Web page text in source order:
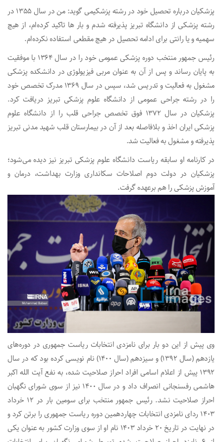
پزشکیان درباره تحصیل خود در رشته پزشکیمی گوید: من در سال ۱۳۵۵ در
رشته پزشکی از دانشگاه تبریز پذیرفته شدم و بار ها تاکید کرده‌ام، از هیچ
سهمیه و یا رانتی برای ادامه تحصیل در هیچ مقطعی استفاده نکرده‌ام.
رئیس جمهور منتخب دوره پزشکی عمومی خود را در سال ۱۳۶۴ با موفقیت
به پایان رساند و پس از آن به عنوان مربی فیزیولوژی در دانشکده پزشکی
مشغول به فعالیت و تدریس شد، سپس در سال ۱۳۶۹ مدرک تخصص خود
را در رشته جراحی عمومی از دانشگاه علوم پزشکی تبریز دریافت کرد.
پزشکیان در سال ۱۳۷۲ فوق تخصص جراحی قلب را از دانشگاه علوم
پزشکی ایران اخذ و بلافاصله بعد از آن در بیمارستان قلب شهید مدنی تبریز
پذیرفته و مشغول به فعالیت شد.
در کارنامه او سابقه ریاست دانشگاه علوم پزشکی تبریز نیز دیده می‌شود؛
پزشکیان در دولت دوم اصلاحات سکانداری وزارت بهداشت، درمان و
آموزش پزشکی را هم برعهده گرفت.
وی پیش از این دو بار برای نامزدی انتخابات ریاست جمهوری در دوره‌های
یازدهم (سال ۱۳۹۲) و سیزدهم (سال ۱۴۰۰) نام نویسی کرده بود که در سال
۱۳۹۲ پیش از اعلام اسامی افراد احراز صلاحیت شده، به نفع آیت الله اکبر
هاشمی رفسنجانی انصراف داد و در سال ۱۴۰۰ نیز از سوی شورای نگهبان
احراز صلاحیت نشد. رئیس جمهور منتخب برای سومین بار در ۱۲ خرداد
۱۴۰۳ ردای نامزدی انتخابات چهاردهمین دوره ریاست جمهوری را برتن کرد و
در نهایت در تاریخ ۲۰ خرداد ۱۴۰۳ نام او از سوی وزارت کشور به عنوان یکی